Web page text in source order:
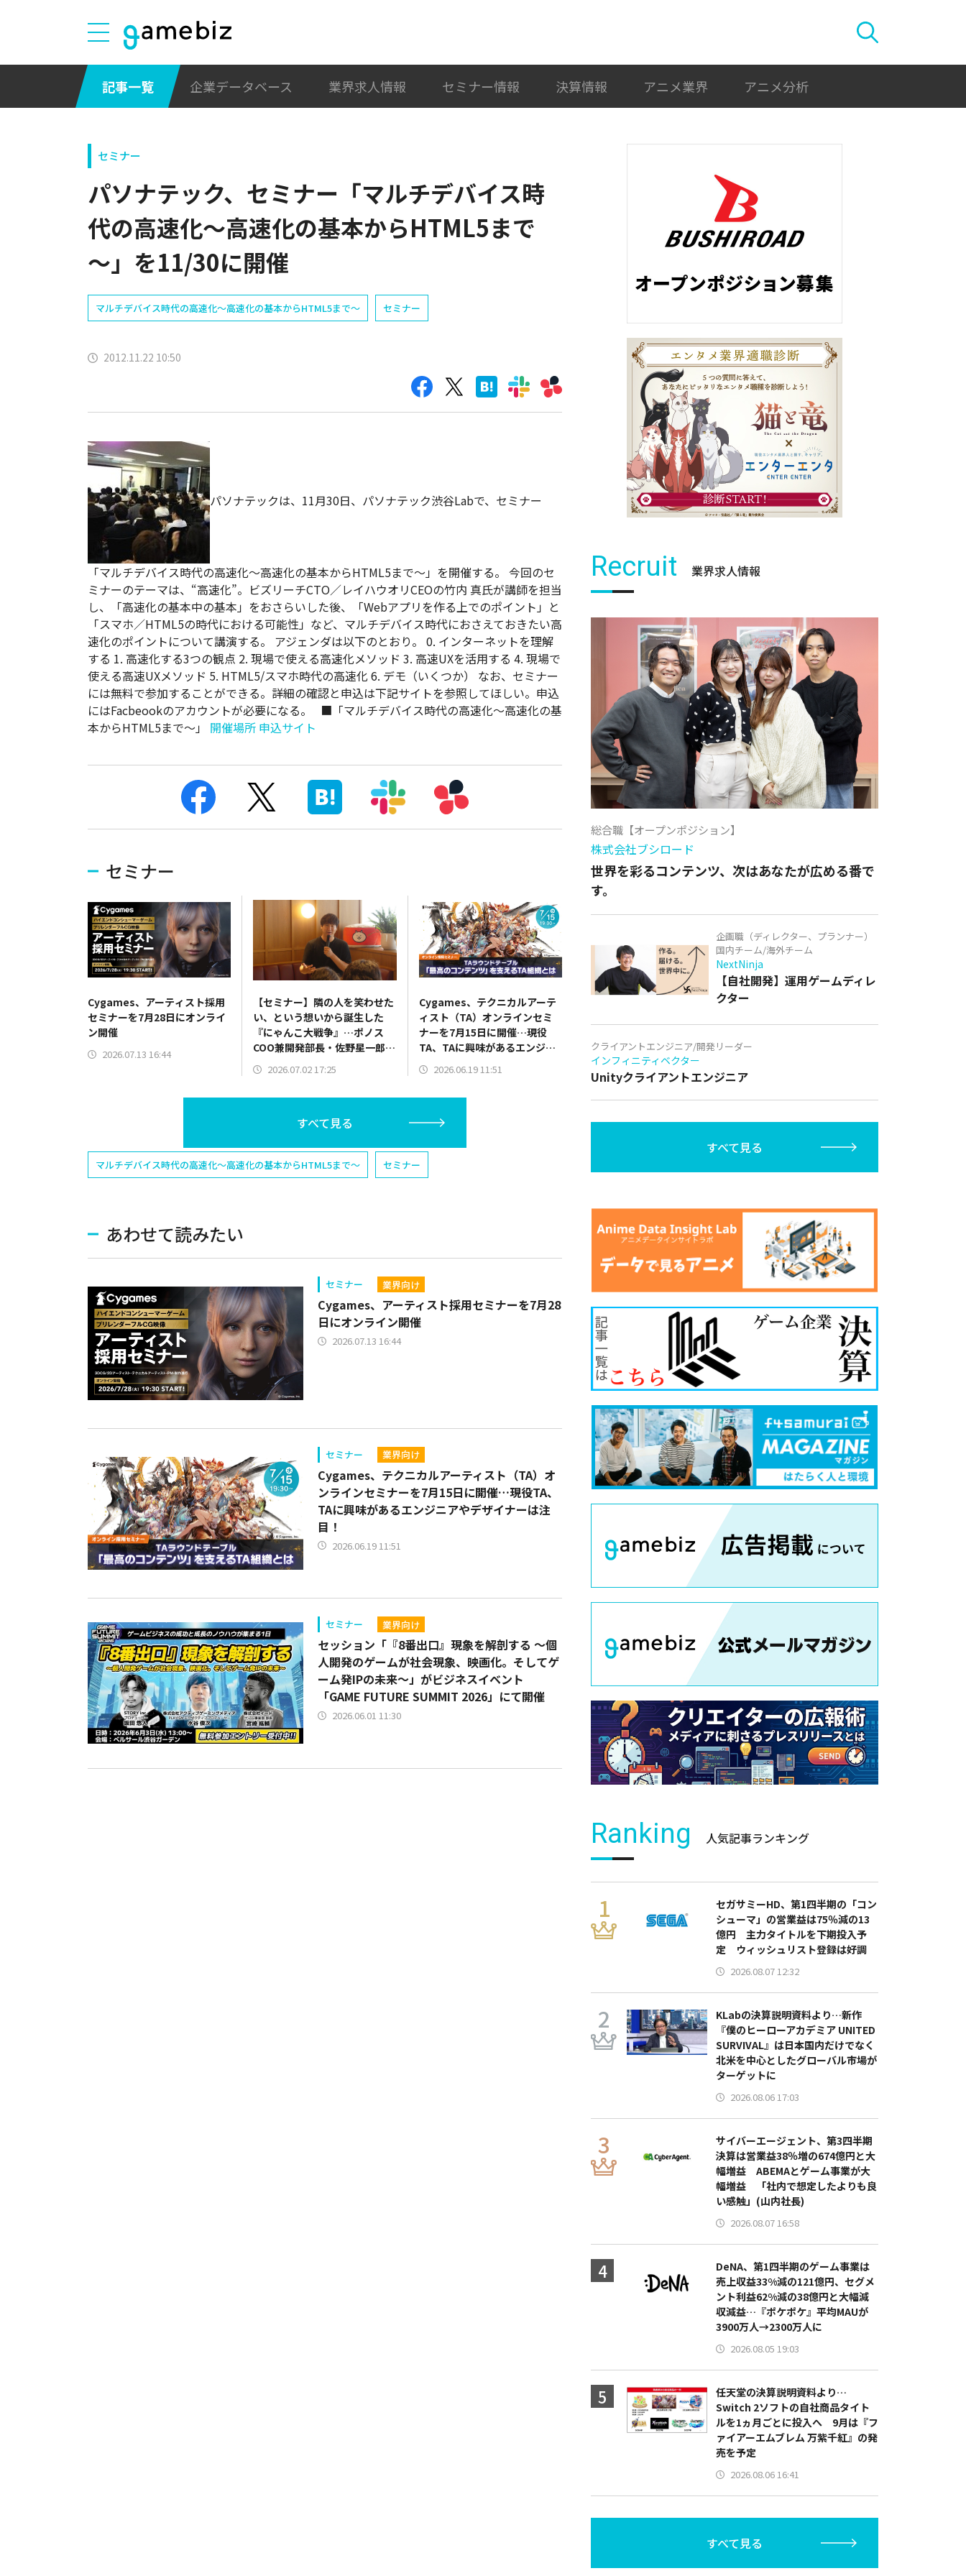
記事一覧 企業データベース 業界求人情報 セミナー情報 決算情報 アニメ業界 アニメ分析
セミナー
パソナテック、セミナー「マルチデバイス時
代の高速化～高速化の基本からHTML5まで
～」を11/30に開催
マルチデバイス時代の高速化〜高速化の基本からHTML5まで〜 セミナー
2012.11.22 10:50
パソナテックは、11月30日、パソナテック渋谷Labで、セミナー
「マルチデバイス時代の高速化～高速化の基本からHTML5まで～」を開催する。 今回のセ
ミナーのテーマは、“高速化”。ビズリーチCTO／レイハウオリCEOの竹内 真氏が講師を担当
し、「高速化の基本中の基本」をおさらいした後、「Webアプリを作る上でのポイント」と
「スマホ／HTML5の時代における可能性」など、マルチデバイス時代におさえておきたい高
速化のポイントについて講演する。 アジェンダは以下のとおり。 0. インターネットを理解
する 1. 高速化する3つの観点 2. 現場で使える高速化メソッド 3. 高速UXを活用する 4. 現場で
使える高速UXメソッド 5. HTML5/スマホ時代の高速化 6. デモ（いくつか） なお、セミナー
には無料で参加することができる。詳細の確認と申込は下記サイトを参照してほしい。申込
にはFacbeookのアカウントが必要になる。 ■「マルチデバイス時代の高速化～高速化の基
本からHTML5まで～」 開催場所 申込サイト
セミナー
Cygames、アーティスト採用
セミナーを7月28日にオンライ
ン開催
2026.07.13 16:44
【セミナー】隣の人を笑わせた
い、という想いから誕生した
『にゃんこ大戦争』…ポノス
COO兼開発部長・佐野星一郎氏
が明かす4つの事業領域で取り
組むIP展開と今後の展望
2026.07.02 17:25
Cygames、テクニカルアーテ
ィスト（TA）オンラインセミ
ナーを7月15日に開催…現役
TA、TAに興味があるエンジニ
アやデザイナーは注目！
2026.06.19 11:51
すべて見る
マルチデバイス時代の高速化〜高速化の基本からHTML5まで〜 セミナー
あわせて読みたい
セミナー 業界向け
Cygames、アーティスト採用セミナーを7月28
日にオンライン開催
2026.07.13 16:44
セミナー 業界向け
Cygames、テクニカルアーティスト（TA）オ
ンラインセミナーを7月15日に開催…現役TA、
TAに興味があるエンジニアやデザイナーは注
目！
2026.06.19 11:51
セミナー 業界向け
セッション「『8番出口』現象を解剖する 〜個
人開発のゲームが社会現象、映画化。そしてゲ
ーム発IPの未来〜」がビジネスイベント
「GAME FUTURE SUMMIT 2026」にて開催
2026.06.01 11:30
Recruit 業界求人情報
総合職【オープンポジション】
株式会社ブシロード
世界を彩るコンテンツ、次はあなたが広める番で
す。
企画職（ディレクター、プランナー）
国内チーム/海外チーム
NextNinja
【自社開発】運用ゲームディレ
クター
クライアントエンジニア/開発リーダー
インフィニティベクター
Unityクライアントエンジニア
すべて見る
Ranking 人気記事ランキング
セガサミーHD、第1四半期の「コン
シューマ」の営業益は75％減の13
億円 主力タイトルを下期投入予
定 ウィッシュリスト登録は好調
2026.08.07 12:32
KLabの決算説明資料より…新作
『僕のヒーローアカデミア UNITED
SURVIVAL』は日本国内だけでなく
北米を中心としたグローバル市場が
ターゲットに
2026.08.06 17:03
サイバーエージェント、第3四半期
決算は営業益38％増の674億円と大
幅増益 ABEMAとゲーム事業が大
幅増益 「社内で想定したよりも良
い感触」(山内社長)
2026.08.07 16:58
DeNA、第1四半期のゲーム事業は
売上収益33%減の121億円、セグメ
ント利益62%減の38億円と大幅減
収減益…『ポケポケ』平均MAUが
3900万人→2300万人に
2026.08.05 19:03
任天堂の決算説明資料より…
Switch 2ソフトの自社商品タイト
ルを1ヵ月ごとに投入へ 9月は『フ
ァイアーエムブレム 万紫千紅』の発
売を予定
2026.08.06 16:41
すべて見る